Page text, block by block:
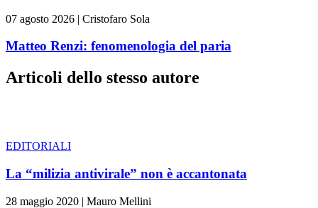
07 agosto 2026 | Cristofaro Sola
Matteo Renzi: fenomenologia del paria
Articoli dello stesso autore
EDITORIALI
La “milizia antivirale” non è accantonata
28 maggio 2020 | Mauro Mellini